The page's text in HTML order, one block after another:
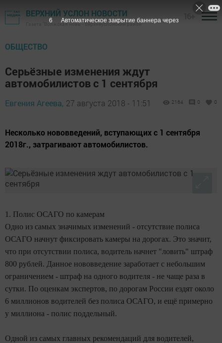
ВЕРХНИЙ УСЛОН НОВОСТИ
Газета "Волжская новь" - Верхнеуслонский район
ОБЩЕСТВО
Серьёзные изменения ждут
автомобилистов с 1 сентября
Евгения Агеева, 27 августа 2018 - 11:51 2164 0 0
Несколько нововведений, вступающих с 1 сентября
2018г., затрагивают автомобилистов.
1. Полис ОСАГО по камерам
Одно из самых значимых изменений - отсутствие полиса
ОСАГО начнут фиксировать камеры на дорогах. Это значит,
что при отсутствии полиса, водитель начнет "ловить" штраф
800 рублей. Данное нововведение заработает с небольшим
ограничением - штраф на одного водителя - не чаще раза в
сутки. По оценкам экспертов, по дорогам России ездят около
6 миллионов водителей без полиса ОСАГО, и ещё примерно
у миллиона - полис поддельный.
Одной из самых главных рекомендаций для водителей,
5 Автоматическое закрытие баннера через